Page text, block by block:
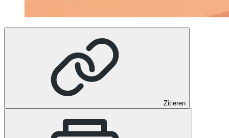
Zitieren